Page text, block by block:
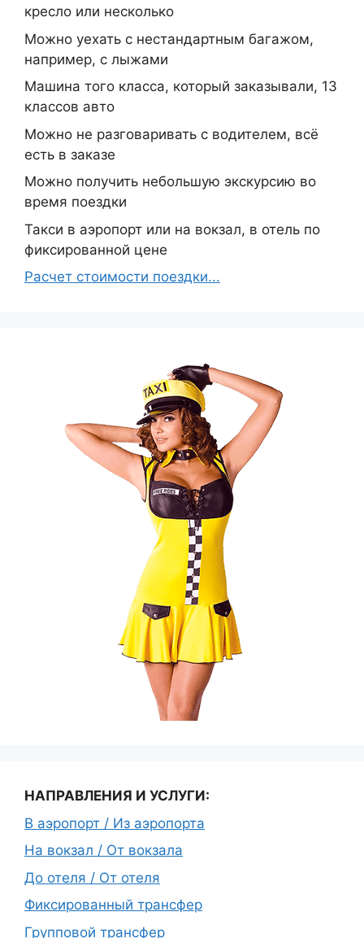
кресло или несколько
Можно уехать с нестандартным багажом,
например, с лыжами
Машина того класса, который заказывали, 13
классов авто
Можно не разговаривать с водителем, всё
есть в заказе
Можно получить небольшую экскурсию во
время поездки
Такси в аэропорт или на вокзал, в отель по
фиксированной цене
Расчет стоимости поездки...
НАПРАВЛЕНИЯ И УСЛУГИ:
В аэропорт / Из аэропорта
На вокзал / От вокзала
До отеля / От отеля
Фиксированный трансфер
Групповой трансфер